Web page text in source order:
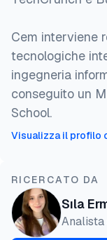
Cem interviene
tecnologiche
ingegneria
conseguito un
School.
Visualizza il profilo
RICERCATO DA
Sıla
Analista